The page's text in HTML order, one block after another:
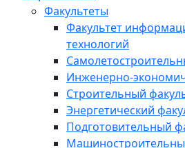
Факультеты
Факультет
технологий
Инженерно-
Строительный
Энергетический
Подготовительный